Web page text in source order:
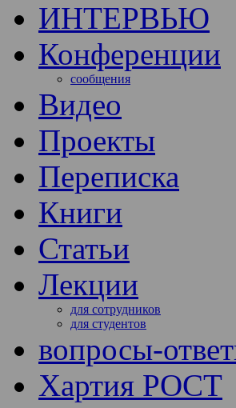
ИНТЕРВЬЮ
Конференции
сообщения
Видео
Проекты
Переписка
Книги
Статьи
Лекции
для сотрудников
для студентов
вопросы-
Хартия РОСТ